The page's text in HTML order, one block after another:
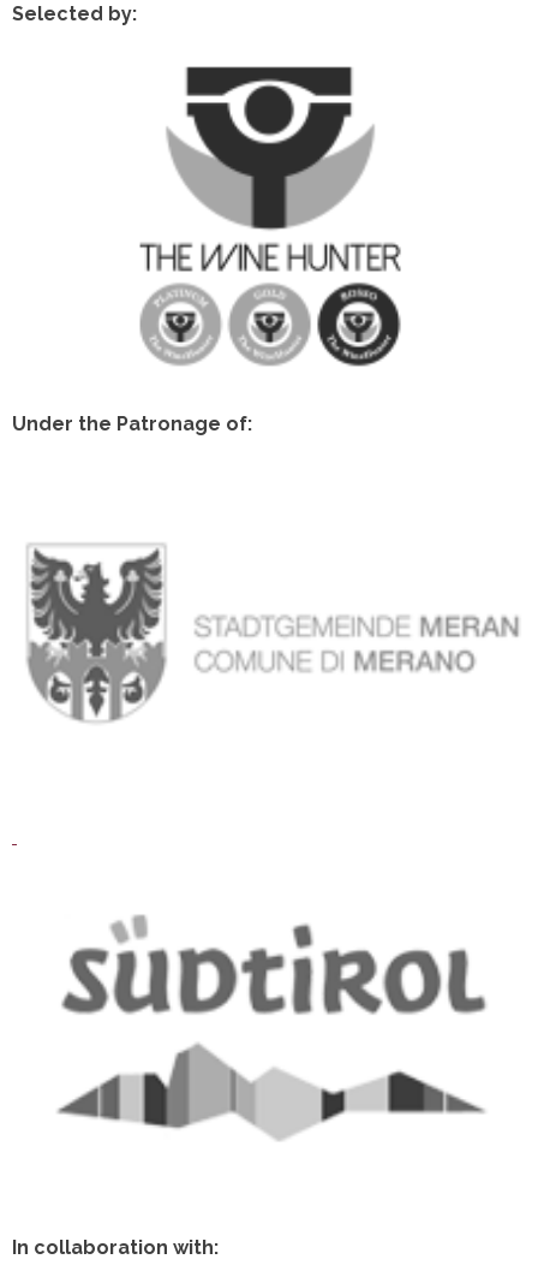
Selected by:
Under the Patronage of:
In collaboration with: